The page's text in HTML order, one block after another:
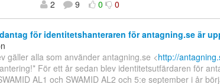
2
9 0 0
för identitetshanteraren för antagning.se är
gäller alla som använder antagning.se <http://
För ett år sedan blev identitetsutfärdaren för
AL1 och SWAMID AL2 och 5:e september i år